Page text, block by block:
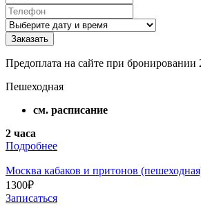
Предоплата на сайте при бронировании
Пешеходная
см. расписание
2 часа
Подробнее
Москва кабаков и притонов
1300₽
Записаться